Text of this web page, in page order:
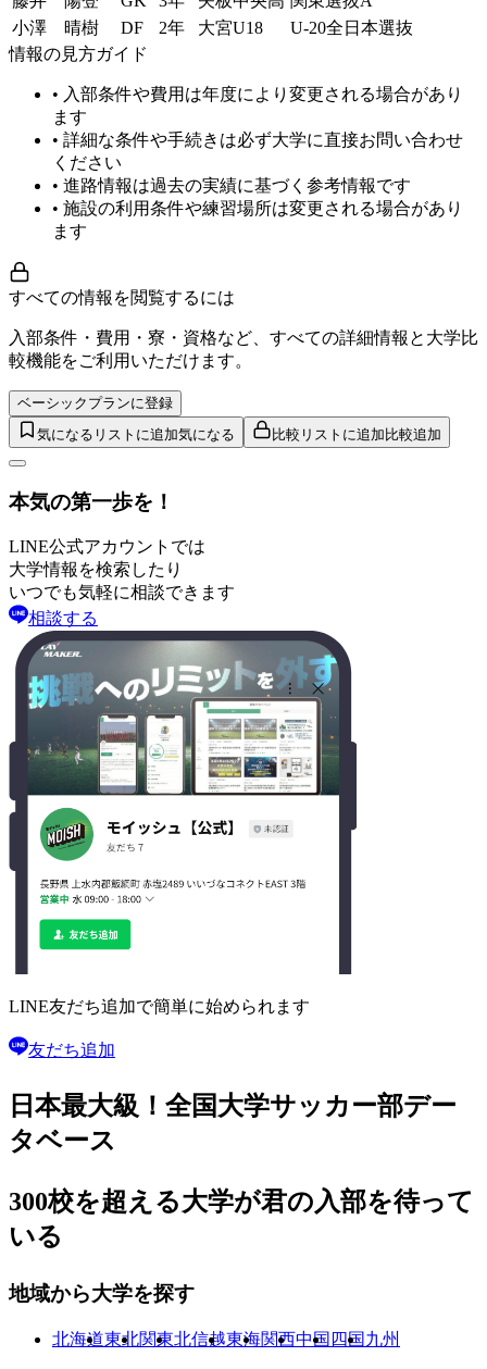
小澤 晴樹
DF 2年 大宮U18
U-20全日本選抜
情報の見方ガイド
• 入部条件や費用は年度により変更される場合があり
ます
• 詳細な条件や手続きは必ず大学に直接お問い合わせ
ください
• 進路情報は過去の実績に基づく参考情報です
• 施設の利用条件や練習場所は変更される場合があり
ます
すべての情報を閲覧するには
入部条件・費用・寮・資格など、すべての詳細情報と大学比
較機能をご利用いただけます。
ベーシックプランに登録
気になるリストに追加気になる 比較リストに追加 比較追加
本気の第一歩を！
LINE公式アカウントでは
大学情報を検索したり
いつでも気軽に相談できます
相談する
LINE友だち追加で簡単に始められます
友だち追加
日本最大級！ 全国大学サッカー部デー
タベース
300校を超える大学が君の入部を待って
いる
地域から大学を探す
北海道東北関東北信越東海関西中国 四国九州